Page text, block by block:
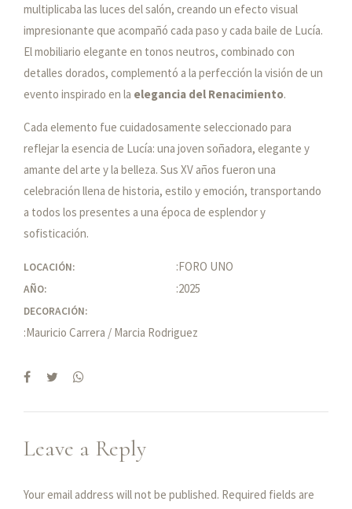
multiplicaba las luces del salón, creando un efecto visual
impresionante que acompañó cada paso y cada baile de Lucía.
El mobiliario elegante en tonos neutros, combinado con
detalles dorados, complementó a la perfección la visión de un
evento inspirado en la elegancia del Renacimiento.
Cada elemento fue cuidadosamente seleccionado para
reflejar la esencia de Lucía: una joven soñadora, elegante y
amante del arte y la belleza. Sus XV años fueron una
celebración llena de historia, estilo y emoción, transportando
a todos los presentes a una época de esplendor y
sofisticación.
LOCACIÓN: :FORO UNO
AÑO: :2025
DECORACIÓN:
:Mauricio Carrera / Marcia Rodriguez
Leave a Reply
Your email address will not be published. Required fields are